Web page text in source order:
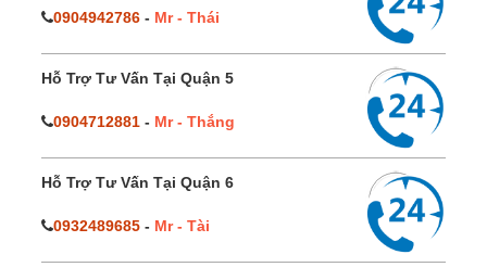
0904942786 - Mr - Thái
Hỗ Trợ Tư Vấn Tại Quận 5
0904712881 - Mr - Thắng
Hỗ Trợ Tư Vấn Tại Quận 6
0932489685 - Mr - Tài